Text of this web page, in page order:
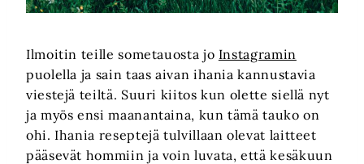
Ilmoitin teille sometauosta jo Instagramin
puolella ja sain taas aivan ihania kannustavia
viestejä teiltä. Suuri kiitos kun olette siellä nyt
ja myös ensi maanantaina, kun tämä tauko on
ohi. Ihania reseptejä tulvillaan olevat laitteet
pääsevät hommiin ja voin luvata, että kesäkuun